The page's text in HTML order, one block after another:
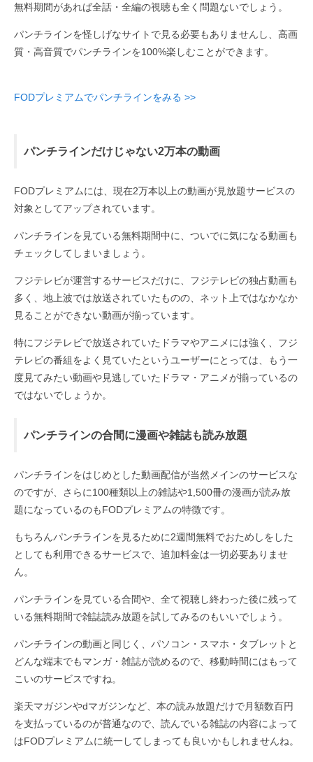
無料期間があれば全話・全編の視聴も全く問題ないでしょう。
パンチラインを怪しげなサイトで見る必要もありませんし、高画
質・高音質でパンチラインを100%楽しむことができます。
FODプレミアムでパンチラインをみる >>
パンチラインだけじゃない2万本の動画
FODプレミアムには、現在2万本以上の動画が見放題サービスの
対象としてアップされています。
パンチラインを見ている無料期間中に、ついでに気になる動画も
チェックしてしまいましょう。
フジテレビが運営するサービスだけに、フジテレビの独占動画も
多く、地上波では放送されていたものの、ネット上ではなかなか
見ることができない動画が揃っています。
特にフジテレビで放送されていたドラマやアニメには強く、フジ
テレビの番組をよく見ていたというユーザーにとっては、もう一
度見てみたい動画や見逃していたドラマ・アニメが揃っているの
ではないでしょうか。
パンチラインの合間に漫画や雑誌も読み放題
パンチラインをはじめとした動画配信が当然メインのサービスな
のですが、さらに100種類以上の雑誌や1,500冊の漫画が読み放
題になっているのもFODプレミアムの特徴です。
もちろんパンチラインを見るために2週間無料でおためしをした
としても利用できるサービスで、追加料金は一切必要ありませ
ん。
パンチラインを見ている合間や、全て視聴し終わった後に残って
いる無料期間で雑誌読み放題を試してみるのもいいでしょう。
パンチラインの動画と同じく、パソコン・スマホ・タブレットと
どんな端末でもマンガ・雑誌が読めるので、移動時間にはもって
こいのサービスですね。
楽天マガジンやdマガジンなど、本の読み放題だけで月額数百円
を支払っているのが普通なので、読んでいる雑誌の内容によって
はFODプレミアムに統一してしまっても良いかもしれませんね。